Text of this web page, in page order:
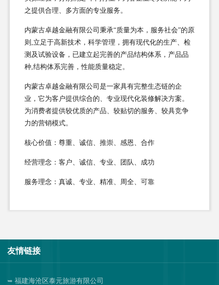
之提供合理、多方面的专业服务。
内蒙古卓越金融有限公司秉承“质量为本，服务社会”的原
则,立足于高新技术，科学管理，拥有现代化的生产、检
测及试验设备，已建立起完善的产品结构体系，产品品
种,结构体系完善，性能质量稳定。
内蒙古卓越金融有限公司是一家具有完整生态链的企
业，它为客户提供综合的、专业现代化装修解决方案。
为消费者提供较优质的产品、较贴切的服务、较具竞争
力的营销模式。
核心价值：尊重、诚信、推崇、感恩、合作
经营理念：客户、诚信、专业、团队、成功
服务理念：真诚、专业、精准、周全、可靠
友情链接
福建海沧区泰元旅游有限公司